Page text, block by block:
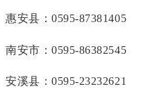
惠安县：0595-87381405
南安市：0595-86382545
安溪县：0595-23232621